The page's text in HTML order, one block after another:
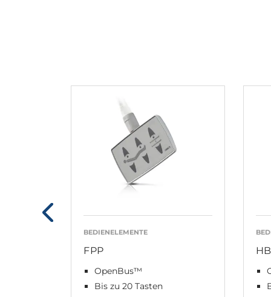
BEDIENELEMENTE
FPP
OpenBus™
Bis zu 20 Tasten